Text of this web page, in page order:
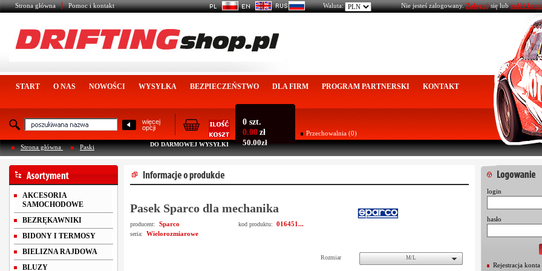
Strona główna Pomoc i kontakt Nie jesteś zalogowany.Zalogujsię lubzałóż
START O NAS NOWOŚCI WYSYŁKA BEZPIECZEŃSTWO DLA FIRM PROGRAM PARTNERSKI KONTAKT
więcej
opcji
0 szt.
0.00 zł
DO DARMOWEJ WYSYŁKI 50.00zł
Przechowalnia (0)
Strona główna
Paski
Waluta:
AKCESORIA
SAMOCHODOWE
BEZRĘKAWNIKI
BIDONY I TERMOSY
BIELIZNA RAJDOWA
BLUZY
Pasek Sparco dla mechanika
producent: Sparco kod produktu: 016451...
seria: Wielorozmiarowe
Rozmiar M/L
login
hasło
Rejestracja konta